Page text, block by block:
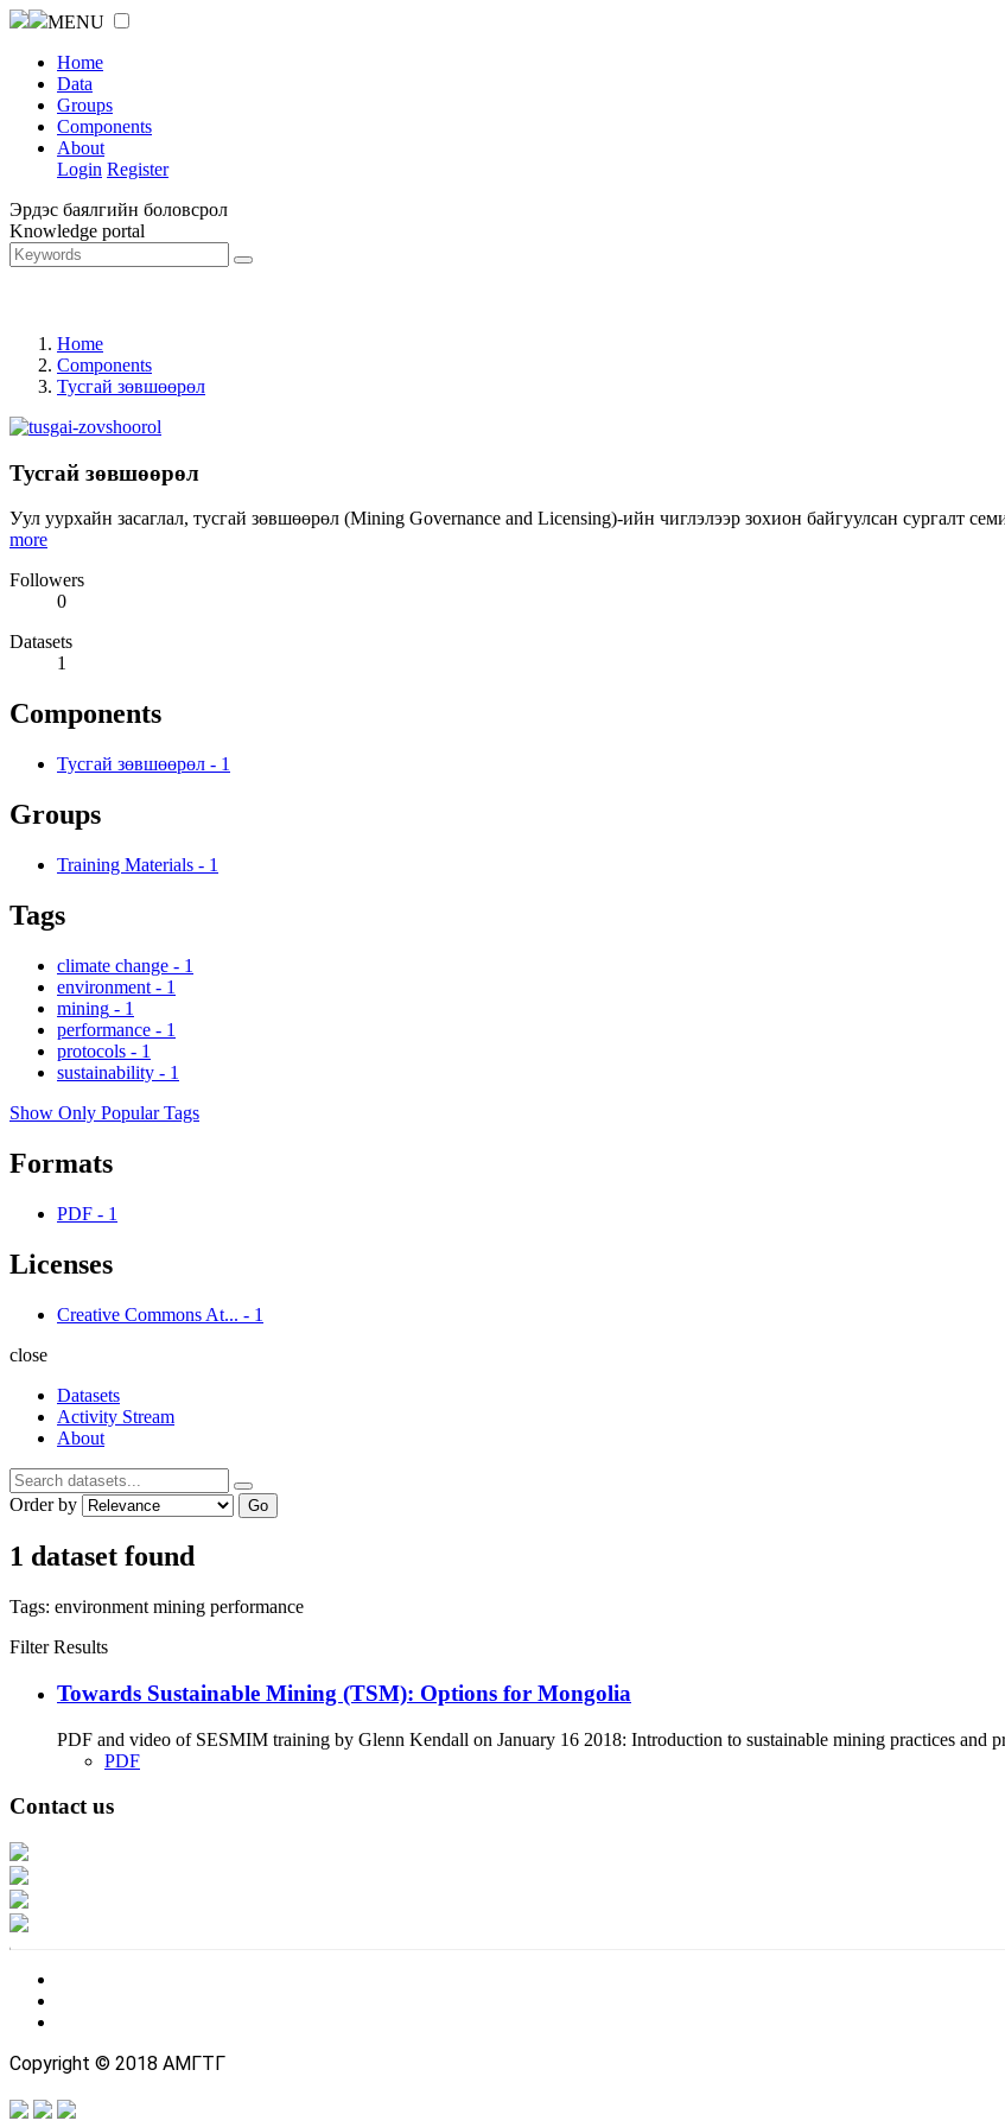
MENU
Home
Data
Groups
Components
About
Login Register
Эрдэс баялгийн боловсрол
Knowledge portal
Home
Components
Тусгай зөвшөөрөл
Тусгай зөвшөөрөл
Уул уурхайн засаглал, тусгай зөвшөөрөл (Mining Governance and Licensing)-ийн чиглэлээр зохион байгуулсан сургалт
more
Followers
0
Datasets
1
Components
Тусгай зөвшөөрөл - 1
Groups
Training Materials - 1
Tags
climate change - 1
environment - 1
mining - 1
performance - 1
protocols - 1
sustainability - 1
Show Only Popular Tags
Formats
PDF - 1
Licenses
Creative Commons At... - 1
close
Datasets
Activity Stream
About
Order by Go
1 dataset found
Tags: environment mining performance
Filter Results
Towards Sustainable Mining (TSM): Options for Mongolia
PDF and video of SESMIM training by Glenn Kendall on January 16 2018: Introduction to sustainable mining practices and
PDF
Contact us
Copyright © 2018 АМГТГ